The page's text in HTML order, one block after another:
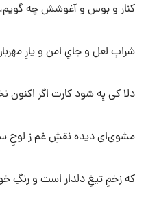
کنار و بوس و آغوشش چه
شرابِ لعل و جایِ امن و یارِ
دلا کی بِه شود کارت اگر اکنون
مشوی‌ای دیده نقشِ غم ز لوحِ
که زخمِ تیغِ دلدار است و رنگِ